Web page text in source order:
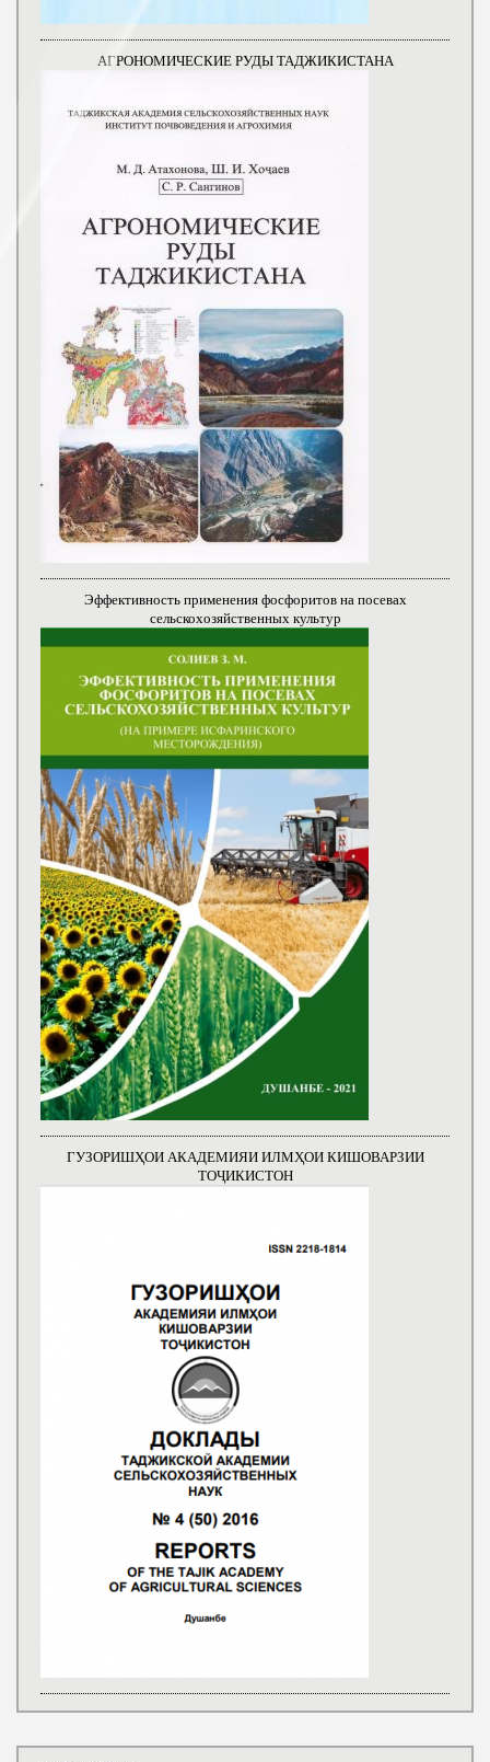
АГРОНОМИЧЕСКИЕ РУДЫ ТАДЖИКИСТАНА
Эффективность применения фосфоритов на посевах
сельскохозяйственных культур
ГУЗОРИШҲОИ АКАДЕМИЯИ ИЛМҲОИ КИШОВАРЗИИ
ТОҶИКИСТОН